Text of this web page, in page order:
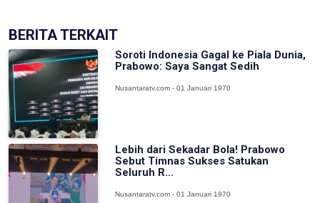
BERITA TERKAIT
Soroti Indonesia Gagal ke Piala Dunia,
Prabowo: Saya Sangat Sedih
Nusantaratv.com - 01 Januari 1970
Lebih dari Sekadar Bola! Prabowo
Sebut Timnas Sukses Satukan
Seluruh R...
Nusantaratv.com - 01 Januari 1970